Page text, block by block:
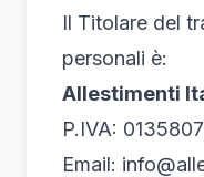
Il Titolare del
personali è:
Allestimenti
P.IVA:
Email: